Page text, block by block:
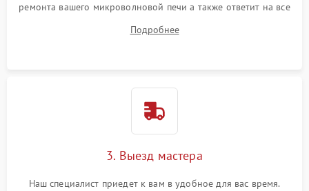
ремонта вашего микроволновой печи а также ответит на все
Подробнее
3. Выезд мастера
Наш специалист приедет к вам в удобное для вас время.